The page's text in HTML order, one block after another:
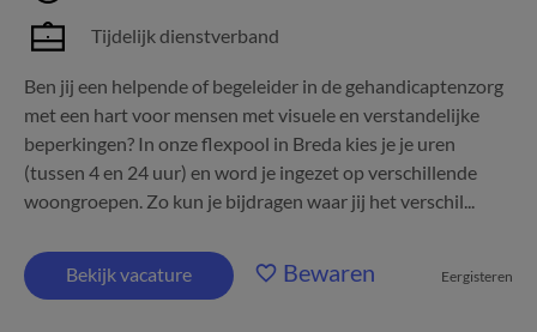
Tijdelijk dienstverband
Ben jij een helpende of begeleider in de gehandicaptenzorg
met een hart voor mensen met visuele en verstandelijke
beperkingen? In onze flexpool in Breda kies je je uren
(tussen 4 en 24 uur) en word je ingezet op verschillende
woongroepen. Zo kun je bijdragen waar jij het verschil...
Bekijk vacature Bewaren Eergisteren